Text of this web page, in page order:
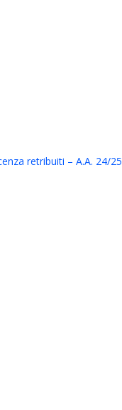
retribuiti – A.A. 24/25